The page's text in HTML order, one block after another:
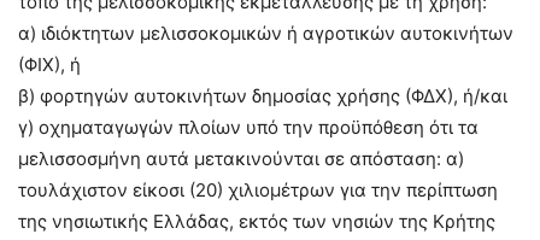
α) ιδιόκτητων µελισσοκοµικών ή αγροτικών αυτοκινήτων
(ΦΙΧ), ή
β) φορτηγών αυτοκινήτων δηµοσίας χρήσης (Φ∆Χ), ή/και
γ) οχηµαταγωγών πλοίων υπό την προϋπόθεση ότι τα
µελισσοσµήνη αυτά µετακινούνται σε απόσταση: α)
τουλάχιστον είκοσι (20) χιλιοµέτρων για την περίπτωση
της νησιωτικής Ελλάδας, εκτός των νησιών της Κρήτης